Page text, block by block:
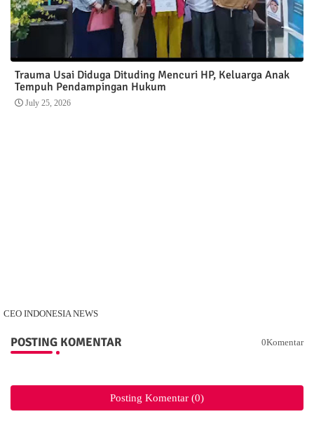
Trauma Usai Diduga Dituding Mencuri HP, Keluarga Anak
Tempuh Pendampingan Hukum
July 25, 2026
CEO INDONESIA NEWS
POSTING KOMENTAR 0Komentar
Posting Komentar (0)